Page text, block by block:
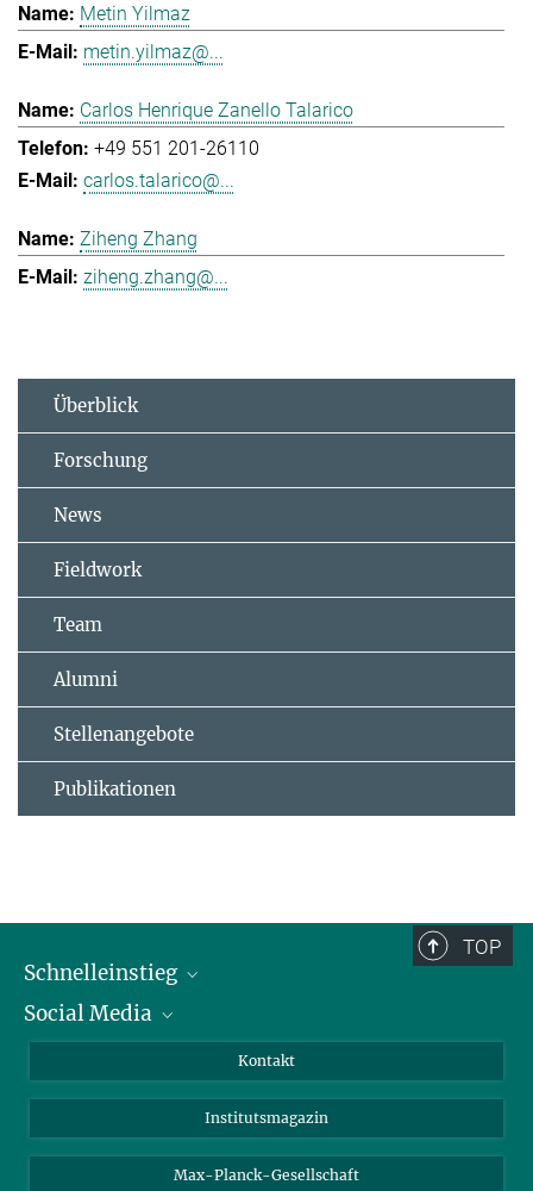
Metin Yilmaz
metin.yilmaz@...
Carlos Henrique Zanello Talarico
+49 551 201-26110
carlos.talarico@...
Ziheng Zhang
ziheng.zhang@...
Überblick
Forschung
News
Fieldwork
Team
Alumni
Stellenangebote
Publikationen
TOP
Schnelleinstieg
Alumni
Fördernde
Social Media
Bluesky
Facebook
Kontakt
Institutsmagazin
Max-Planck-Gesellschaft